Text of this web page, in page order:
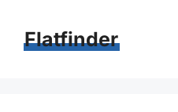
innehåll
Flatfinder